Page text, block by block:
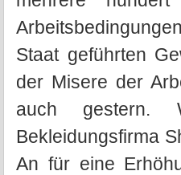
Staat geführten
der Misere der
auch gestern.
Bekleidungsfirma
An für eine